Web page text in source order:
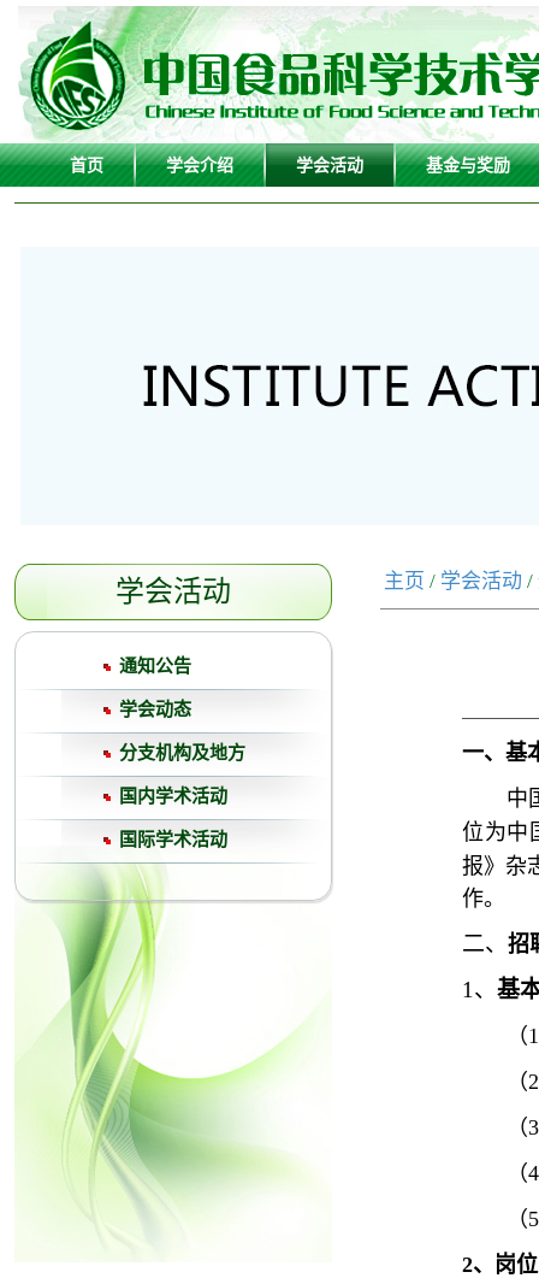
首页 学会介绍 学会活动 基金与奖励
学会活动
通知公告
学会动态
分支机构及地方
国内学术活动
国际学术活动
主页 / 学会活动 /
一、基
中
位为中
报》杂
作。
二、 招
1、 基
（1
（2
（3
（4
（5
2、岗